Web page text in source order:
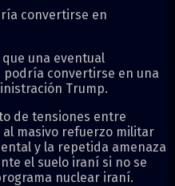
convertirse en
una eventual
convertirse en una
Trump.
de tensiones entre
al masivo refuerzo militar
y la repetida amenaza
el suelo iraní si no se
nuclear iraní.